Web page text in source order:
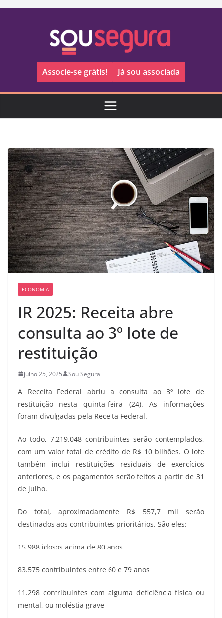
Pular
Associe-se grátis! Já sou associada
ECONOMIA
IR 2025: Receita abre
consulta ao 3º lote de
restituição
julho 25, 2025 Sou Segura
A Receita Federal abriu a consulta ao 3º lote de
restituição nesta quinta-feira (24). As informações
foram divulgadas pela Receita Federal.
Ao todo, 7.219.048 contribuintes serão contemplados,
com um valor total de crédito de R$ 10 bilhões. O lote
também inclui restituições residuais de exercícios
anteriores, e os pagamentos serão feitos a partir de 31
de julho.
Do total, aproximadamente R$ 557,7 mil serão
destinados aos contribuintes prioritários. São eles:
15.988 idosos acima de 80 anos
83.575 contribuintes entre 60 e 79 anos
11.298 contribuintes com alguma deficiência física ou
mental, ou moléstia grave